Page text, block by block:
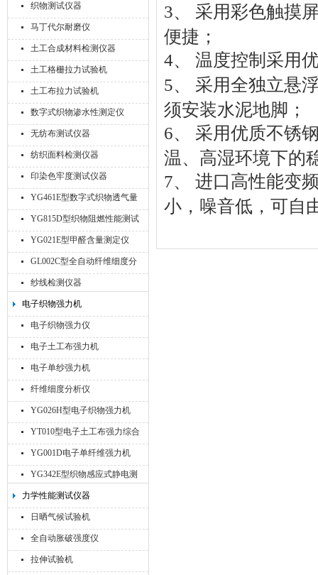
织物测试仪器
马丁代尔耐磨仪
土工合成材料检测仪器
土工格栅拉力试验机
土工布拉力试验机
数字式织物渗水性测定仪
无纺布测试仪器
纺织面料检测仪器
印染色牢度测试仪器
YG461E型数字式织物透气量
仪
YG815D型织物阻燃性能测试
仪
YG021E型甲醛含量测定仪
GL002C型全自动纤维细度分
析仪
纱线检测仪器
电子织物强力机
电子织物强力仪
电子土工布强力机
电子单纱强力机
纤维细度分析仪
YG026H型电子织物强力机
YT010型电子土工布强力综合
试验机
YG001D电子单纤维强力机
YG342E型织物感应式静电测
试仪
力学性能测试仪器
日晒气候试验机
全自动胀破强度仪
拉伸试验机
3、 采用彩色触摸
便捷 ；
4、 温度控制 采用
5、 采用全独立悬
须安装水泥地脚 ；
6、 采用优质不锈
温、 高湿环境下的
7、 进口高性能变
小 ， 噪音低 ， 可自